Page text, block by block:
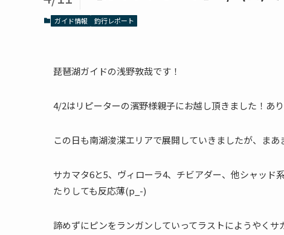
ガイド情報 釣行レポート
琵琶湖ガイドの浅野敦哉です！
4/2はリピーターの濱野様親子にお越し頂きました！あ
この日も南湖浚渫エリアで展開していきましたが、まあ
サカマタ6と5、ヴィローラ4、チビアダー、他シャッド
たりしても反応薄(p_-)
諦めずにピンをランガンしていってラストにようやくサ